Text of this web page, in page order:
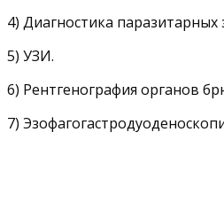
4) Диагностика паразитарных
5) УЗИ.
6) Рентгенография органов
7)